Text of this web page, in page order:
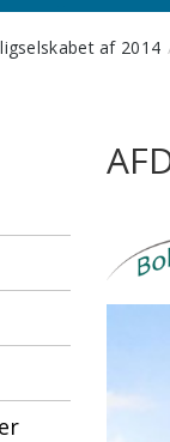
af 2014